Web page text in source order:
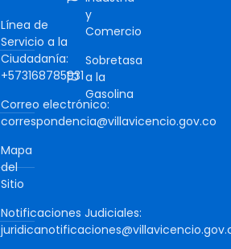
Línea de
Servicio a la
Ciudadanía:
+573168785931
Correo electrónico:
correspondencia@villavicencio.gov.co
Mapa
del
Sitio
Notificaciones Judiciales:
y
Comercio
Sobretasa
a la
Gasolina